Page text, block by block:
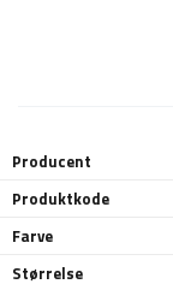
Producent
Produktkode
Farve
Størrelse